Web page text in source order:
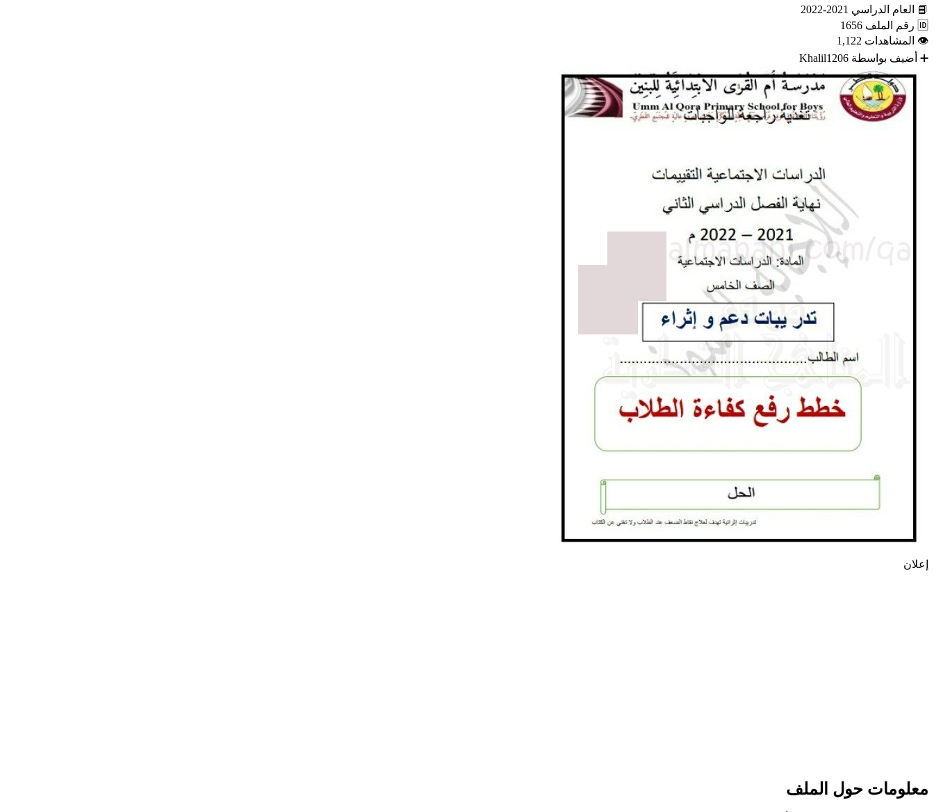
📘 العام الدراسي 2021-2022
🆔 رقم الملف 1656
👁 المشاهدات 1,122
➕ أضيف بواسطة Khalil1206
إعلان
معلومات حول الملف